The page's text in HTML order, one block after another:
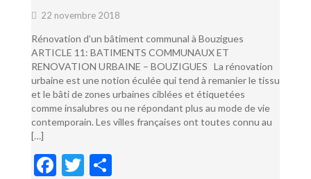
22 novembre 2018
Rénovation d’un bâtiment communal à Bouzigues
ARTICLE 11: BATIMENTS COMMUNAUX ET
RENOVATION URBAINE – BOUZIGUES La rénovation
urbaine est une notion éculée qui tend à remanier le tissu
et le bâti de zones urbaines ciblées et étiquetées
comme insalubres ou ne répondant plus au mode de vie
contemporain. Les villes françaises ont toutes connu au
[…]
F
T